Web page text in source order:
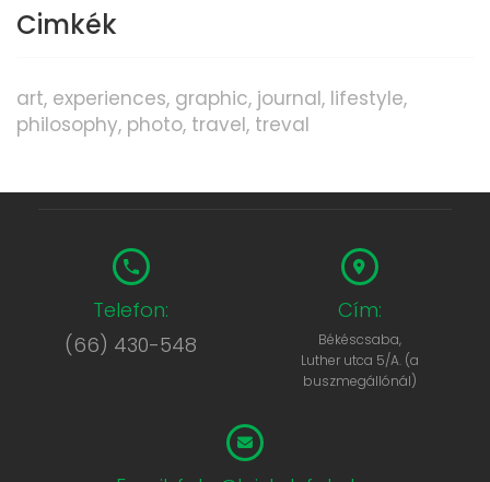
Cimkék
art experiences graphic journal lifestyle
philosophy photo travel treval
Telefon:
(66) 430-548
Cím:
Békéscsaba,
Luther utca 5/A. (a
buszmegállónál)